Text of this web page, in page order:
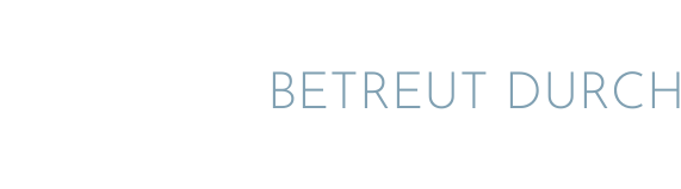
BETREUT DURCH